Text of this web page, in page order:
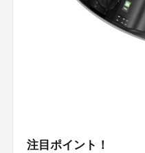
注目ポイント！